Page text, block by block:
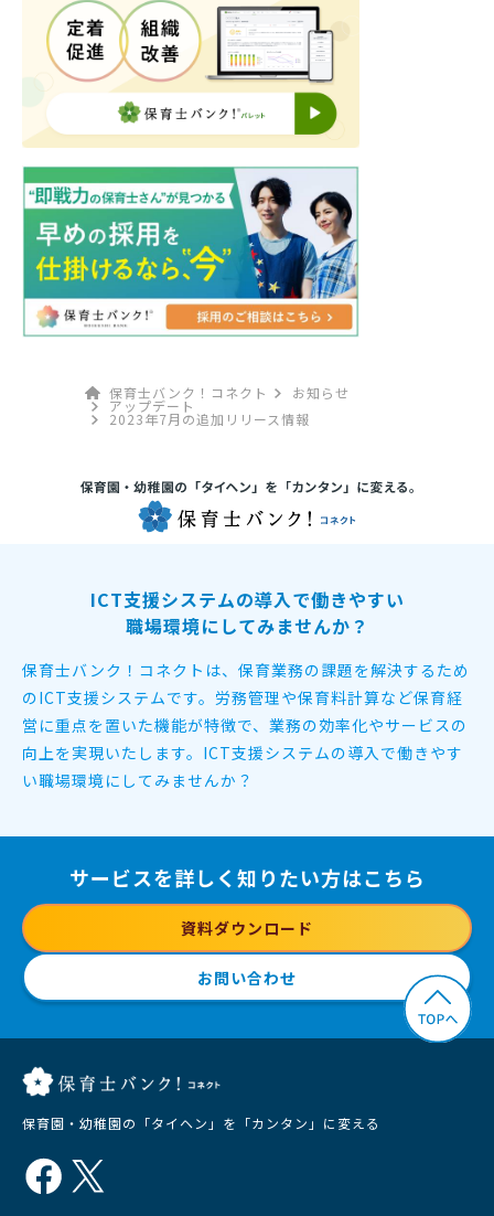
保育士バンク！コネクト お知らせ
アップデート
2023年7月の追加リリース情報
ICT支援システムの導入で働きやすい
職場環境にしてみませんか？
保育士バンク！コネクトは、保育業務の課題を解決するため
のICT支援システムです。 労務管理や保育料計算など保育経
営に重点を置いた機能が特徴で、 業務の効率化やサービスの
向上を実現いたします。 ICT支援システムの導入で働きやす
い職場環境にしてみませんか？
サービスを詳しく知りたい方はこちら
資料ダウンロード
お問い合わせ
保育園・幼稚園の「タイヘン」を「カンタン」に変える